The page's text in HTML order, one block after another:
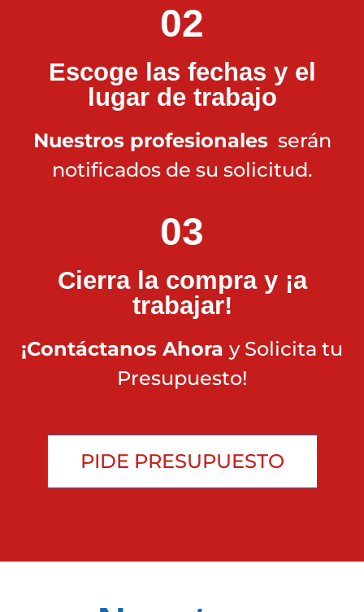
02
Escoge las fechas y el
lugar de trabajo
Nuestros profesionales serán
notificados de su solicitud.
03
Cierra la compra y ¡a
trabajar!
¡Contáctanos Ahora y Solicita tu
Presupuesto!
PIDE PRESUPUESTO